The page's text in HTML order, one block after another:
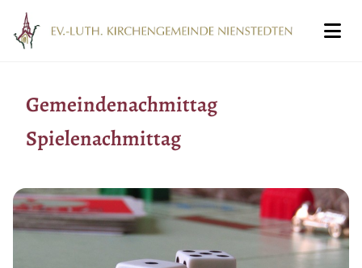
Gemeindenachmittag
Spielenachmittag